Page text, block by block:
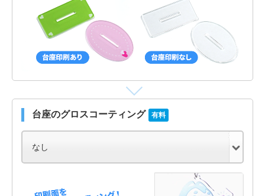
台座のグロスコーティング 有料